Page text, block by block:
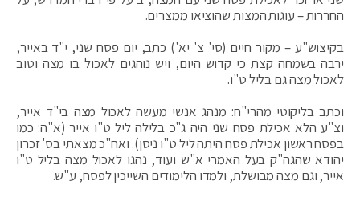
החררות – עוגות המצות שהוציאו ממצרים.
בקיצוש"ע – מקור חיים (סי' צ' יא') כתב, יום פסח שני, י"ד באייר,
ירבה בשמחה קצת כי קדוש היום, ויש נוהגים לאכול בו מצה וטוב
לאכול מצה גם בליל ט"ו.
וכתב בליקוטי מהרי"ח: מנהג אנשי מעשה לאכול מצה בי"ד אייר,
וצ"ע הלא אכילת פסח שני היה ג"כ בלילה ליל ט"ו אייר (א"ה: כמו
בפסח ראשון אכילת פסח היתה ליל ט"ו ניסן). ואח"כ מצאתי בס' זכרון
יהודא שהגה"ק בעל האמרי א"ש ועוד, נהגו לאכול מצה בליל ט"ו
אייר, וגם מצה מבושלת, ולמדו הלימודים השייכין לפסח, ע"ש.